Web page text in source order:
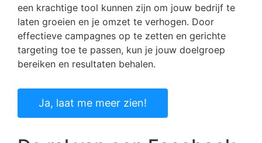
een krachtige tool kunnen zijn om jouw bedrijf te
laten groeien en je omzet te verhogen. Door
effectieve campagnes op te zetten en gerichte
targeting toe te passen, kun je jouw doelgroep
bereiken en resultaten behalen.
Ja, laat me meer zien!